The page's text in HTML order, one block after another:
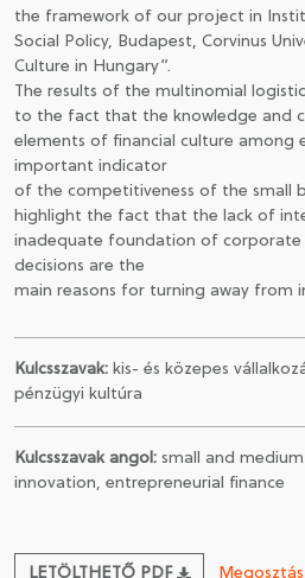
the framework of our project in
Social Policy, Budapest, Corvinus
Culture in Hungary”.
The results of the multinomial
to the fact that the knowledge and
elements of financial culture among
important indicator
of the competitiveness of the small
highlight the fact that the lack of
inadequate foundation of corporate
decisions are the
main reasons for turning away from
Kulcsszavak: kis- és közepes
pénzügyi kultúra
Kulcsszavak angol: small and
innovation, entrepreneurial finance
LETÖLTHETŐ PDF Megosztás